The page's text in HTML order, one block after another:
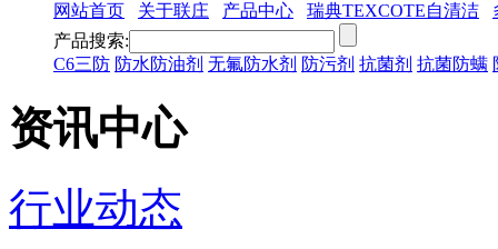
网站首页 关于联庄 产品中心 瑞典TEXCOTE自清洁
产品搜索:
C6三防 防水防油剂 无氟防水剂 防污剂 抗菌剂 抗菌防螨
资讯中心
行业动态